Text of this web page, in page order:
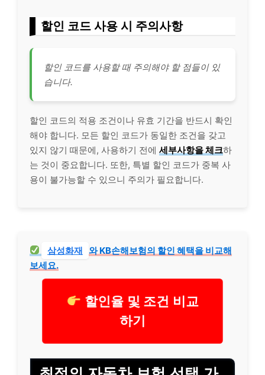
할인 코드 사용 시 주의사항
할인 코드를 사용할 때 주의해야 할 점들이 있
습니다.
할인 코드의 적용 조건이나 유효 기간을 반드시 확인
해야 합니다. 모든 할인 코드가 동일한 조건을 갖고
있지 않기 때문에, 사용하기 전에 세부사항을 체크하
는 것이 중요합니다. 또한, 특별 할인 코드가 중복 사
용이 불가능할 수 있으니 주의가 필요합니다.
삼성화재 와 KB손해보험의 할인 혜택을 비교해
보세요.
할인율 및 조건 비교
하기